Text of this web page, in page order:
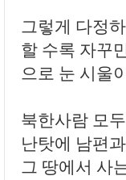
그렇게 다정
할 수록 자꾸
으로 눈 시울
북한사람 모
난탓에 남편
그 땅에서 사